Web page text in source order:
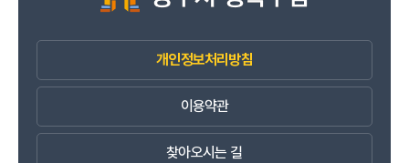
개인정보처리방침
이용약관
찾아오시는 길